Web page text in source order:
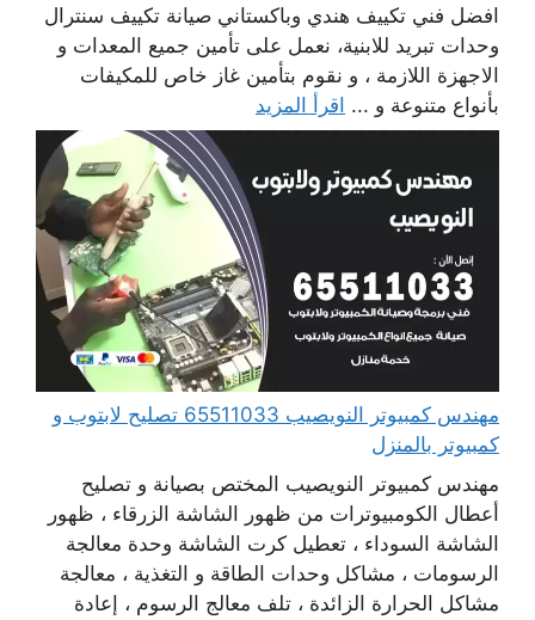
افضل فني تكييف هندي وباكستاني صيانة تكييف سنترال
وحدات تبريد للابنية، نعمل على تأمين جميع المعدات و
الاجهزة اللازمة ، و نقوم بتأمين غاز خاص للمكيفات
بأنواع متنوعة و ... اقرأ المزيد
مهندس كمبيوتر النويصيب 65511033 تصليح لابتوب و
كمبيوتر بالمنزل
مهندس كمبيوتر النويصيب المختص بصيانة و تصليح
أعطال الكومبيوترات من ظهور الشاشة الزرقاء ، ظهور
الشاشة السوداء ، تعطيل كرت الشاشة وحدة معالجة
الرسومات ، مشاكل وحدات الطاقة و التغذية ، معالجة
مشاكل الحرارة الزائدة ، تلف معالج الرسوم ، إعادة